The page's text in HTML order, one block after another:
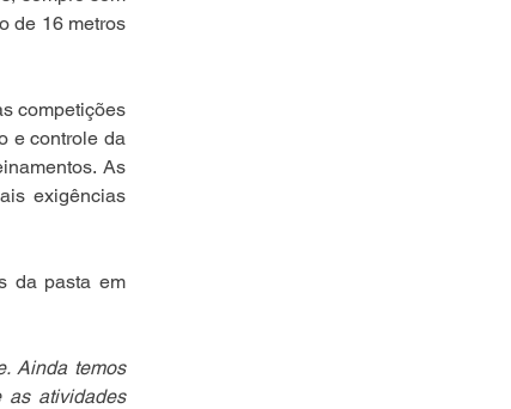
de 16 metros
competições
e controle da
As
exigências
da pasta em
Ainda temos
as atividades